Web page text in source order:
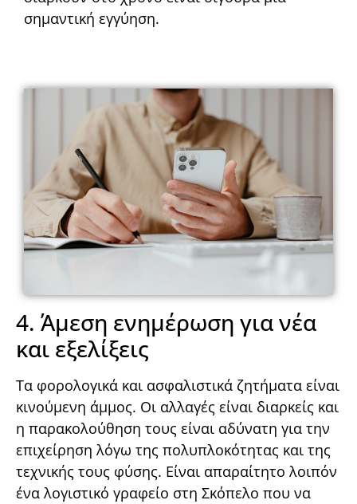
σημαντική εγγύηση.
4. Άμεση ενημέρωση για νέα
και εξελίξεις
Τα φορολογικά και ασφαλιστικά ζητήματα είναι
κινούμενη άμμος. Οι αλλαγές είναι διαρκείς και
η παρακολούθηση τους είναι αδύνατη για την
επιχείρηση λόγω της πολυπλοκότητας και της
τεχνικής τους φύσης. Είναι απαραίτητο λοιπόν
ένα λογιστικό γραφείο στη Σκόπελο που να